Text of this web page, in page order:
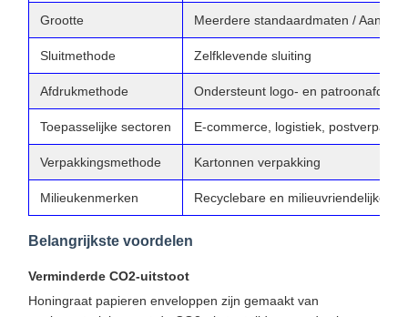
Grootte Meerdere standaardmaten /
Sluitmethode Zelfklevende sluiting
Afdrukmethode Ondersteunt logo- en
Toepasselijke sectoren E-commerce, logistiek,
Verpakkingsmethode Kartonnen verpakking
Milieukenmerken Recyclebare en milieuvriendelijke
Belangrijkste voordelen
Verminderde CO2-uitstoot
Honingraat papieren enveloppen zijn gemaakt van